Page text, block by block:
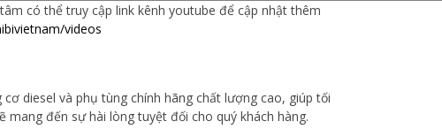
có thể truy cập link kênh youtube để cập nhật thêm
videos
diesel và phụ tùng chính hãng chất lượng cao, giúp tối
mang đến sự hài lòng tuyệt đối cho quý khách hàng.